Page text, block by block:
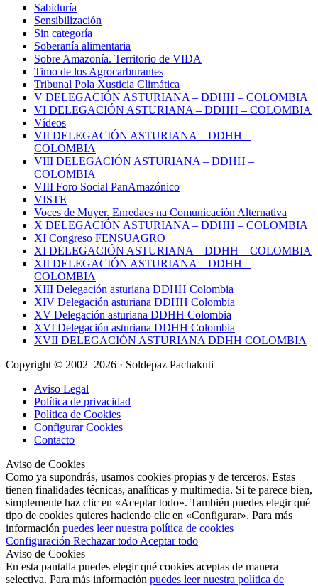
Sabiduría
Sensibilización
Sin categoría
Soberanía alimentaria
Sobre Amazonía. Territorio de VIDA
Timo de los Agrocarburantes
Tribunal Pola Xusticia Climática
V DELEGACIÓN ASTURIANA – DDHH – COLOMBIA
VI DELEGACIÓN ASTURIANA – DDHH – COLOMBIA
Vídeos
VII DELEGACIÓN ASTURIANA – DDHH –
COLOMBIA
VIII DELEGACIÓN ASTURIANA – DDHH –
COLOMBIA
VIII Foro Social PanAmazónico
VISTE
Voces de Muyer. Enredaes na Comunicación Alternativa
X DELEGACIÓN ASTURIANA – DDHH – COLOMBIA
XI Congreso FENSUAGRO
XI DELEGACIÓN ASTURIANA – DDHH – COLOMBIA
XII DELEGACIÓN ASTURIANA – DDHH –
COLOMBIA
XIII Delegación asturiana DDHH Colombia
XIV Delegación asturiana DDHH Colombia
XV Delegación asturiana DDHH Colombia
XVI Delegación asturiana DDHH Colombia
XVII DELEGACIÓN ASTURIANA DDHH COLOMBIA
Copyright © 2002–2026 · Soldepaz Pachakuti
Aviso Legal
Política de privacidad
Política de Cookies
Configurar Cookies
Contacto
Aviso de Cookies
Como ya supondrás, usamos cookies propias y de terceros. Estas
tienen finalidades técnicas, analíticas y multimedia. Si te parece bien,
simplemente haz clic en «Aceptar todo». También puedes elegir qué
tipo de cookies quieres haciendo clic en «Configurar». Para más
información puedes leer nuestra política de cookies
Configuración Rechazar todo Aceptar todo
Aviso de Cookies
En esta pantalla puedes elegir qué cookies aceptas de manera
selectiva. Para más información puedes leer nuestra política de